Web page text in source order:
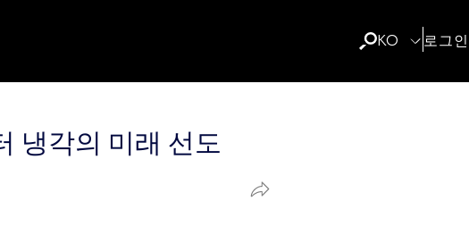
KO 로그인
냉각의 미래 선도